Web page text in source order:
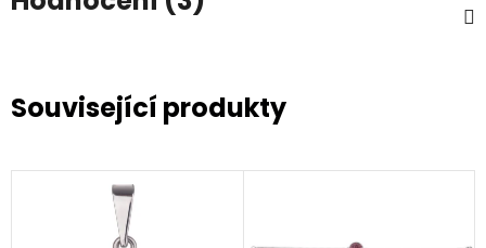
Související produkty